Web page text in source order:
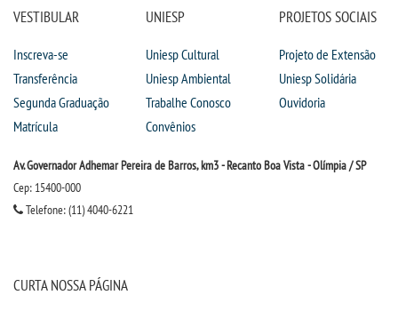
VESTIBULAR
Inscreva-se
Transferência
Segunda Graduação
Matrícula
UNIESP
Uniesp Cultural
Uniesp Ambiental
Trabalhe Conosco
Convênios
PROJETOS SOCIAIS
Projeto de Extensão
Uniesp Solidária
Ouvidoria
Av. Governador Adhemar Pereira de Barros, km3 - Recanto Boa Vista - Olímpia / SP
Cep: 15400-000
Telefone: (11) 4040-6221
CURTA NOSSA PÁGINA